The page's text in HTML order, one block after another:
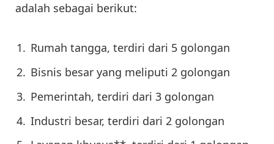
adalah sebagai berikut:
Rumah tangga, terdiri dari 5 golongan
Bisnis besar yang meliputi 2 golongan
Pemerintah, terdiri dari 3 golongan
Industri besar, terdiri dari 2 golongan